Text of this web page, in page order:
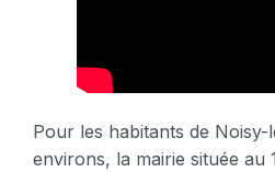
Pour les habitants de Noisy-
environs, la mairie située au